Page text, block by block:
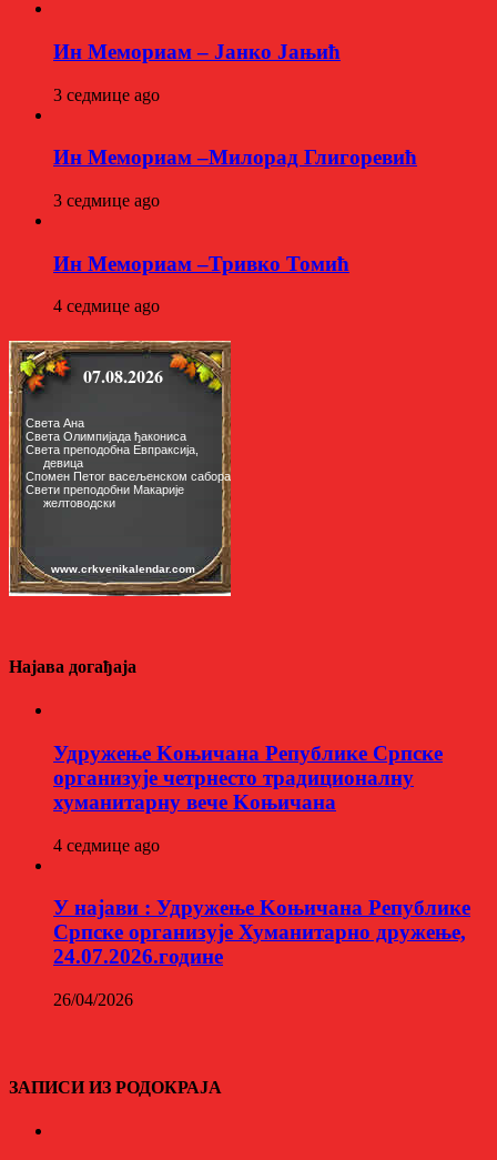
Ин Мемориам – Јанко Јањић
3 седмице ago
Ин Мемориам –Милорад Глигоревић
3 седмице ago
Ин Мемориам –Тривко Томић
4 седмице ago
Најава догађаја
Удружење Kоњичана Републике Српске
организује четрнесто традиционалну
хуманитарну вече Kоњичана
4 седмице ago
У најави : Удружење Kоњичана Републике
Српске организује Хуманитарно дружење,
24.07.2026.године
26/04/2026
ЗАПИСИ ИЗ РОДОКРАЈА